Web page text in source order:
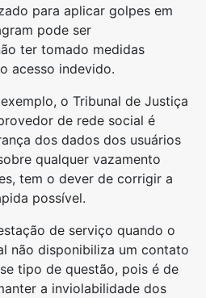
para aplicar golpes em
pode ser
ter tomado medidas
acesso indevido.
o Tribunal de Justiça
de rede social é
dos dados dos usuários
qualquer vazamento
tem o dever de corrigir a
possível.
de serviço quando o
não disponibiliza um contato
tipo de questão, pois é de
a inviolabilidade dos